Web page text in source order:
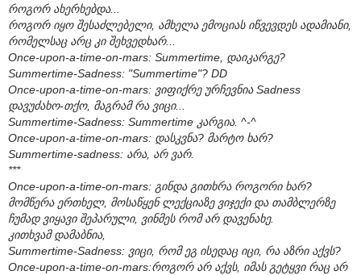
როგორ ახერხებდა...
როგორ იყო შესაძლებელი, ამხელა ემოციას იწვევდეს ადამიანი,
რომელსაც არც კი შეხვედხარ...
Once-upon-a-time-on-mars: Summertime, დაიკარგე?
Summertime-Sadness: "Summertime"? DD
Once-upon-a-time-on-mars: ვიფიქრე ურჩევნია Sadness
დავუძახო-თქო, მაგრამ რა ვიცი...
Summertime-Sadness: Summertime კარგია. ^-^
Once-upon-a-time-on-mars: დასკვნა? მარტო ხარ?
Summertime-sadness: არა, არ ვარ.
***
Once-upon-a-time-on-mars: გინდა გითხრა როგორი ხარ?
მომწერა ერთხელ, მოსაწყენ ლექციაზე ვიჯექი და თამბლერზე
ჩუმად ვიყავი შეპარული, ვინმეს რომ არ დავენახე.
კითხვამ დამაბნია,
Summertime-Sadness: ვიცი, რომ ეგ ისედაც იცი, რა აზრი აქვს?
Once-upon-a-time-on-mars:როგორ არ აქვს, იმას გეტყვი რაც არ